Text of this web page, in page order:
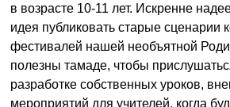
в возрасте 10-11 лет. Искренне
идея публиковать старые сценарии
фестивалей нашей необъятной
полезны тамаде, чтобы
разработке собственных уроков,
мероприятий для учителей, когда